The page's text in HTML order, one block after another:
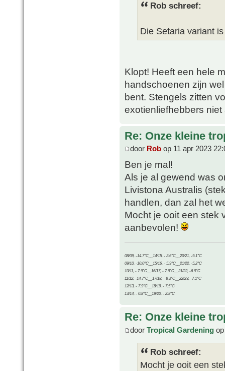
Rob schreef:
Die Setaria variant
Klopt! Heeft een hele
handschoenen zijn
bent. Stengels zitten
exotienliefhebbers
Re: Onze kleine
door Rob op 11 apr 2023
Ben je mal!
Als je al gewend was
Livistona Australis
handlen, dan zal het
Mocht je ooit een stek
aanbevolen!
08/09, -14.7°C__14/15, - 3.6°C__20/21, -9.1°C
09/10, -10.0°C__15/16, - 5.9°C__21/22, -5.2°C
10/11, - 7.9°C__16/17, - 7.9°C__21/22, -6.9°C
11/12, -14.7°C__17/18, - 8.3°C__22/23, -7.1°C
12/13, - 7.9°C__18/19, - 7.5°C
13/14, - 0.8°C__19/20, - 2.8°C
Re: Onze kleine
door Tropical Gardening
Rob schreef:
Mocht je ooit een